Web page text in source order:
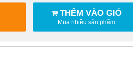
THÊM VÀO GIỎ
Mua nhiều sản phẩm